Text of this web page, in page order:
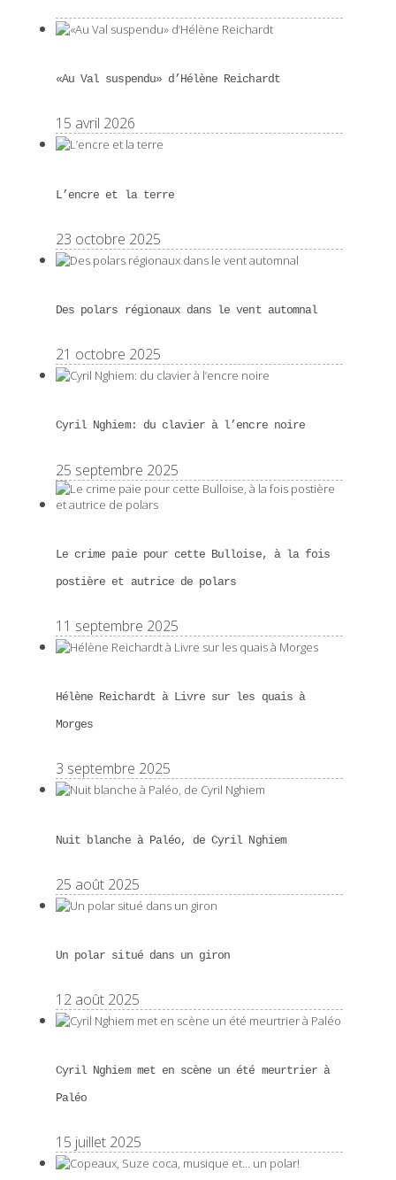
«Au Val suspendu» d’Hélène Reichardt
15 avril 2026
L’encre et la terre
23 octobre 2025
Des polars régionaux dans le vent automnal
21 octobre 2025
Cyril Nghiem: du clavier à l’encre noire
25 septembre 2025
Le crime paie pour cette Bulloise, à la fois
postière et autrice de polars
11 septembre 2025
Hélène Reichardt à Livre sur les quais à
Morges
3 septembre 2025
Nuit blanche à Paléo, de Cyril Nghiem
25 août 2025
Un polar situé dans un giron
12 août 2025
Cyril Nghiem met en scène un été meurtrier à
Paléo
15 juillet 2025